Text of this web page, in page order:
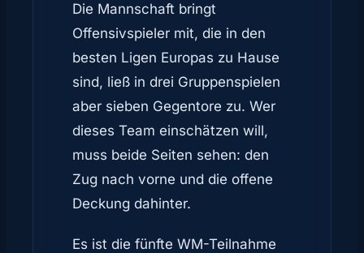
Die Mannschaft bringt
Offensivspieler mit, die in den
besten Ligen Europas zu Hause
sind, ließ in drei Gruppenspielen
aber sieben Gegentore zu. Wer
dieses Team einschätzen will,
muss beide Seiten sehen: den
Zug nach vorne und die offene
Deckung dahinter.
Es ist die fünfte WM-Teilnahme